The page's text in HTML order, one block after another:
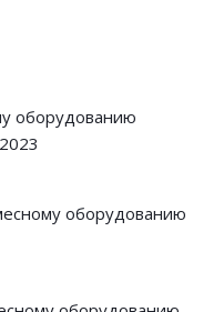
оборудованию
оборудованию